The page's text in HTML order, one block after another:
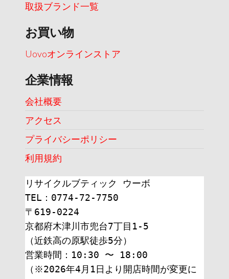
取扱ブランド一覧
お買い物
Uovoオンラインストア
企業情報
会社概要
アクセス
プライバシーポリシー
利用規約
リサイクルブティック ウーボ
TEL：0774-72-7750
〒619-0224
京都府木津川市兜台7丁目1-5
（近鉄高の原駅徒歩5分）
営業時間：10:30 〜 18:00
（※2026年4月1日より開店時間が変更に